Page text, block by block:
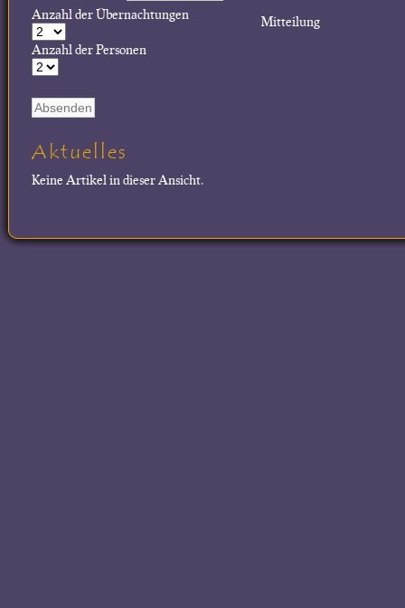
Mitteilung
Anzahl der Übernachtungen
Anzahl der Personen
Aktuelles
Keine Artikel in dieser Ansicht.